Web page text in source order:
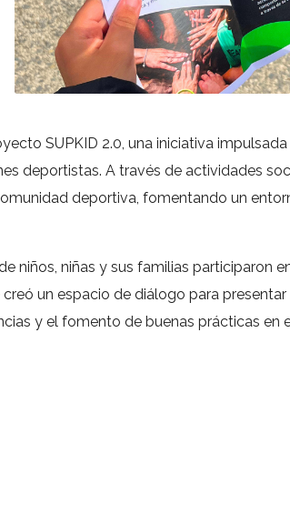
SUPKID 2.0, una iniciativa
deportistas. A través de actividades
deportiva, fomentando un
niños, niñas y sus familias participaron
un espacio de diálogo para
y el fomento de buenas prácticas en